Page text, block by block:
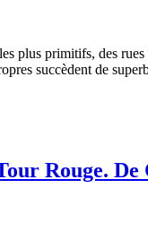
plus primitifs, des
succèdent de
Rouge. De